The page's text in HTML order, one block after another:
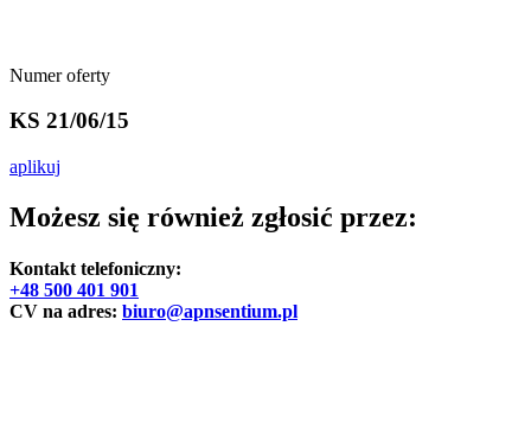
Numer oferty
KS 21/06/15
aplikuj
Możesz się również zgłosić przez:
Kontakt telefoniczny:
+48 500 401 901
CV na adres: biuro@apnsentium.pl